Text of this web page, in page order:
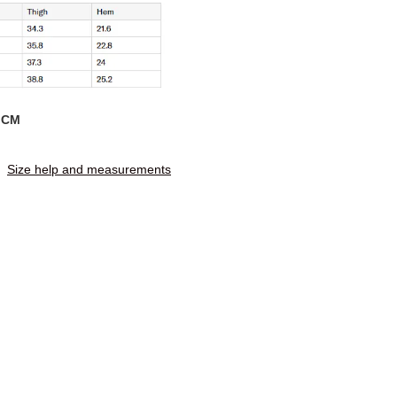
CM
Size help and measurements